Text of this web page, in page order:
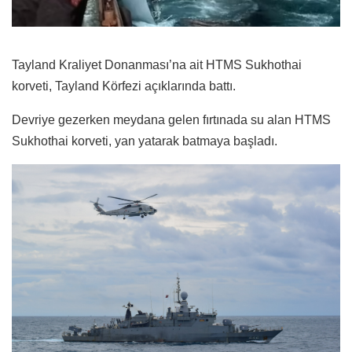
Tayland Kraliyet Donanması’na ait HTMS Sukhothai
korveti, Tayland Körfezi açıklarında battı.
Devriye gezerken meydana gelen fırtınada su alan HTMS
Sukhothai korveti, yan yatarak batmaya başladı.